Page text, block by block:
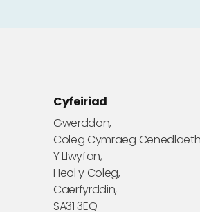
Cyfeiriad
Gwerddon,
Coleg Cymraeg
Y Llwyfan,
Heol y Coleg,
Caerfyrddin,
SA31 3EQ